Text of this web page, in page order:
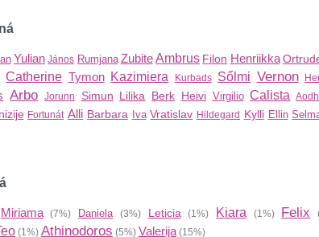
Yulian János Rumjana ZubiteAmbrus Filon Henriikka
Catherine Tymon Kazimiera Kurbads Sőlmi Vernon
Arbo Jorunn Simun Lilika Berk Heivi Virgilio Calista
Fortunát Alli Barbara Iva Vratislav Hildegard Kylli Ellin
Miriama(7%) Daniela(3%) Leticia(1%) Kiara(1%) Felix
(1%) Athinodoros (5%) Valerija(15%)